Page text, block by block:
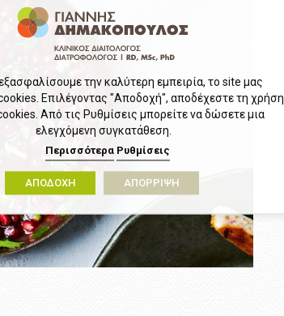
την καλύτερη εμπειρία, το site μας
Επιλέγοντας "Αποδοχή", αποδέχεστε τη χρήση
Από τις Ρυθμίσεις μπορείτε να δώσετε μια
ελεγχόμενη συγκατάθεση.
Περισσότερα Ρυθμίσεις
ΑΠΟΔΟΧΗ ΑΠΟΡΡΙΨΗ